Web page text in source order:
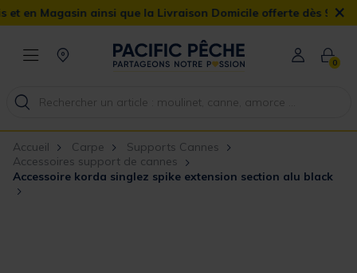
ainsi que la Livraison Domicile offerte dès 90€ ×
0
Accueil Carpe
Supports Cannes
Accessoires support de cannes
Accessoire korda singlez spike extension section alu black